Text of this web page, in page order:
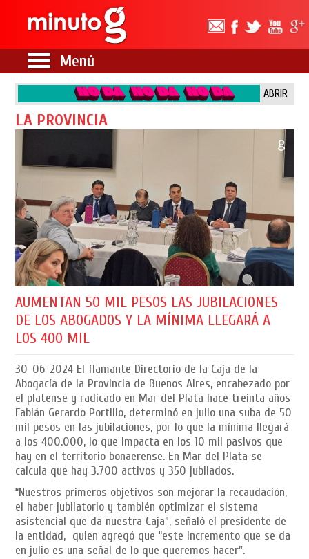
Menú
ABRIR
LA PROVINCIA
AUMENTAN 50 MIL PESOS LAS JUBILACIONES
DE LOS ABOGADOS Y LA MÍNIMA LLEGARÁ A
LOS 400 MIL
30-06-2024 El flamante Directorio de la Caja de la
Abogacía de la Provincia de Buenos Aires, encabezado por
el platense y radicado en Mar del Plata hace treinta años
Fabián Gerardo Portillo, determinó en julio una suba de 50
mil pesos en las jubilaciones, por lo que la mínima llegará
a los 400.000, lo que impacta en los 10 mil pasivos que
hay en el territorio bonaerense. En Mar del Plata se
calcula que hay 3.700 activos y 350 jubilados.
“Nuestros primeros objetivos son mejorar la recaudación,
el haber jubilatorio y también optimizar el sistema
asistencial que da nuestra Caja”, señaló el presidente de
la entidad, quien agregó que “este incremento que se da
en julio es una señal de lo que queremos hacer”.